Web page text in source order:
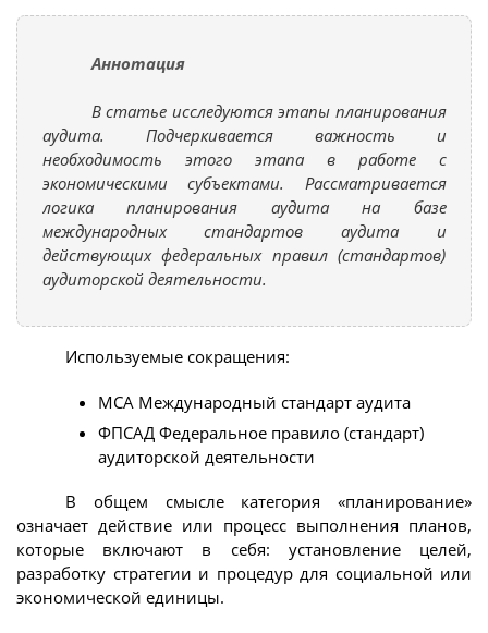
Аннотация
В статье исследуются этапы планирования
аудита. Подчеркивается важность и
необходимость этого этапа в работе с
экономическими субъектами. Рассматривается
логика планирования аудита на базе
международных стандартов аудита и
действующих федеральных правил (стандартов)
аудиторской деятельности.
Используемые сокращения:
МСА Международный стандарт аудита
ФПСАД Федеральное правило (стандарт)
аудиторской деятельности
В общем смысле категория «планирование»
означает действие или процесс выполнения планов,
которые включают в себя: установление целей,
разработку стратегии и процедур для социальной или
экономической единицы.